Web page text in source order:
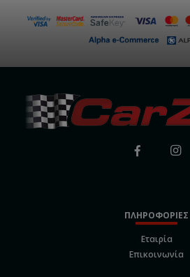
ΠΛΗΡΟΦΟΡΙΕΣ
Εταιρία
Επικοινωνία